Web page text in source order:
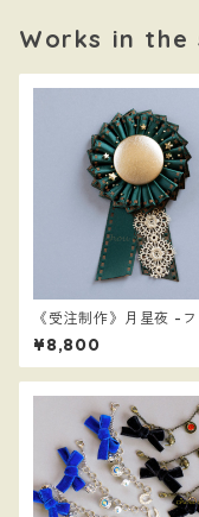
Works in the
《受注制作》月星夜 -フ
トナイト-
¥8,800